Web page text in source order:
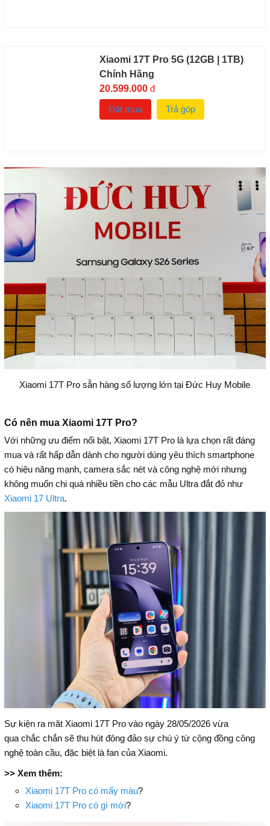
Xiaomi 17T Pro 5G (12GB | 1TB)
Chính Hãng
20.599.000đ
Đặt mua
Trả góp
Xiaomi 17T Pro sẵn hàng số lượng lớn tại Đức Huy Mobile
Có nên mua Xiaomi 17T Pro?
Với những ưu điểm nổi bật, Xiaomi 17T Pro là lựa chọn rất đáng
mua và rất hấp dẫn dành cho người dùng yêu thích smartphone
có hiệu năng mạnh, camera sắc nét và công nghệ mới nhưng
không muốn chi quá nhiều tiền cho các mẫu Ultra đắt đỏ như
Xiaomi 17 Ultra.
Sự kiện ra măt Xiaomi 17T Pro vào ngày 28/05/2026 vừa
qua chắc chắn sẽ thu hút đông đảo sự chú ý từ cộng đồng công
nghệ toàn cầu, đặc biệt là fan của Xiaomi.
>> Xem thêm:
Xiaomi 17T Pro có mấy màu?
Xiaomi 17T Pro có gì mới?